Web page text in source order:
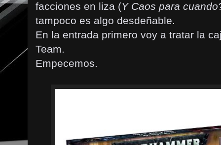
facciones en liza (Y Caos para
tampoco es algo desdeñable.
En la entrada primero voy a tratar la
Team.
Empecemos.